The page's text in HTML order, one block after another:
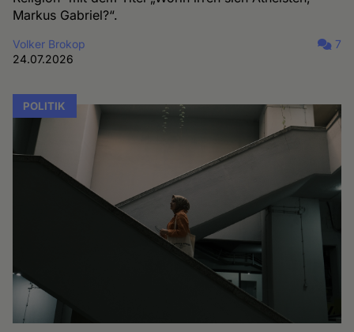
Markus Gabriel?“.
Volker Brokop
24.07.2026
7
POLITIK